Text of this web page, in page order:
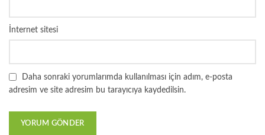
İnternet sitesi
Daha sonraki yorumlarımda kullanılması için adım, e-posta
adresim ve site adresim bu tarayıcıya kaydedilsin.